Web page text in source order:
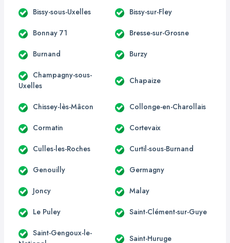
Bissy-sous-Uxelles Bissy-sur-Fley
Bonnay 71 Bresse-sur-Grosne
Burnand Burzy
Champagny-sous-
Uxelles
Chapaize
Chissey-lès-Mâcon Collonge-en-Charollais
Cormatin Cortevaix
Culles-les-Roches Curtil-sous-Burnand
Genouilly Germagny
Joncy Malay
Le Puley Saint-Clément-sur-Guye
Saint-Gengoux-le-
Saint-Huruge